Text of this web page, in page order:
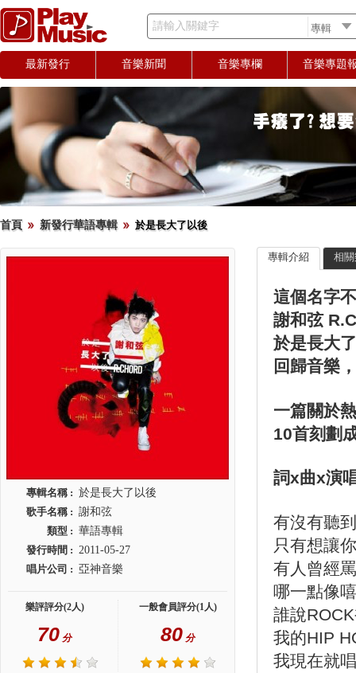
請輸入關鍵字
最新發行 音樂新聞 音樂專欄 音樂專題
首頁 新發行華語專輯 於是長大了以後
專輯名稱 : 於是長大了以後
歌手名稱 : 謝和弦
類型 : 華語專輯
發行時間 : 2011-05-27
唱片公司 : 亞神音樂
樂評評分(2人)
70 分
一般會員評分(1人)
80 分
專輯介紹 相
這個名字
謝和弦
於是長大
回歸音樂
一篇關於
10首刻劃
詞x曲x演
有沒有聽
只有想讓
有人曾經
哪一點像
誰說
我的HIP
我現在就